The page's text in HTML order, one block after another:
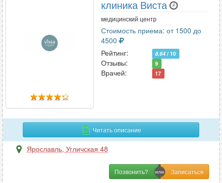
клиника Виста
медицинский центр
Стоимость приема: от 1500 до
4500
Рейтинг:
8.64 / 10
Отзывы: 9
Врачей: 17
Читать описание
Ярославль, Угличская 48
Позвонить?